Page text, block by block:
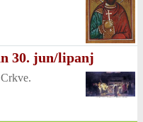
30. jun/lipanj